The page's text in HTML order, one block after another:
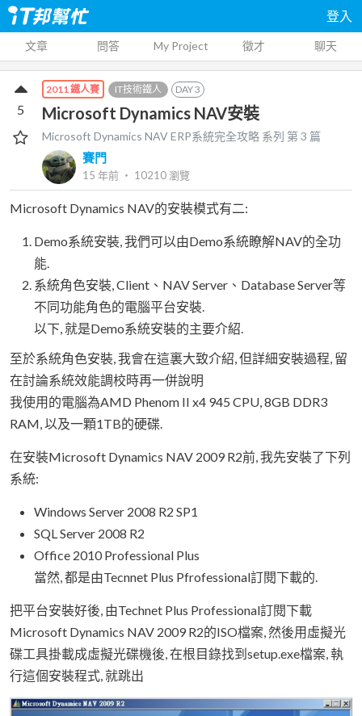
登入
文章 問答 My Project 徵才 聊天
2011 鐵人賽 IT技術鐵人 DAY3
Microsoft Dynamics NAV安裝
Microsoft Dynamics NAV ERP系統完全攻略 系列 第3 篇
賽門
15 年前 ‧ 10210瀏覽
5
Microsoft Dynamics NAV的安裝模式有二:
Demo系統安裝, 我們可以由Demo系統瞭解NAV的全功
能.
系統角色安裝, Client、NAV Server、Database Server等
不同功能角色的電腦平台安裝.
以下, 就是Demo系統安裝的主要介紹.
至於系統角色安裝, 我會在這裏大致介紹, 但詳細安裝過程, 留
在討論系統效能調校時再一併說明
我使用的電腦為AMD Phenom II x4 945 CPU, 8GB DDR3
RAM, 以及一顆1TB的硬碟.
在安裝Microsoft Dynamics NAV 2009 R2前, 我先安裝了下列
系統:
Windows Server 2008 R2 SP1
SQL Server 2008 R2
Office 2010 Professional Plus
當然, 都是由Tecnnet Plus Pfrofessional訂閱下載的.
把平台安裝好後, 由Technet Plus Professional訂閱下載
Microsoft Dynamics NAV 2009 R2的ISO檔案, 然後用虛擬光
碟工具掛載成虛擬光碟機後, 在根目錄找到setup.exe檔案, 執
行這個安裝程式, 就跳出